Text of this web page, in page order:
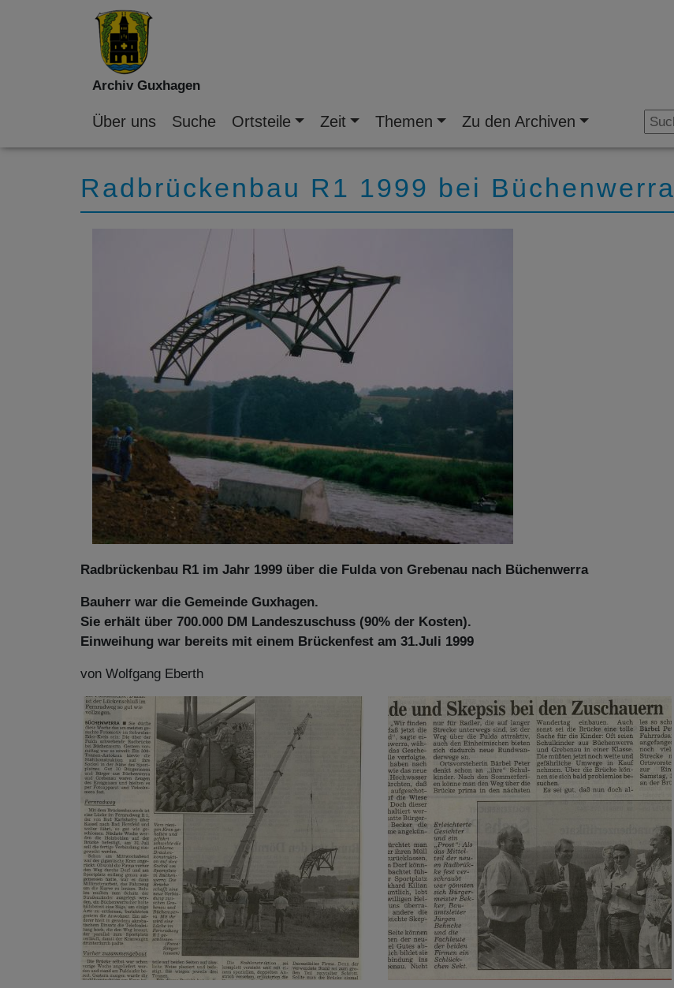
Archiv Guxhagen
Über uns Suche Ortsteile Zeit Themen Zu den Archiven
Radbrückenbau R1 1999 bei Büchenwerra
Radbrückenbau R1 im Jahr 1999 über die Fulda von Grebenau nach Büchenwerra
Bauherr war die Gemeinde Guxhagen.
Sie erhält über 700.000 DM Landeszuschuss (90% der Kosten).
Einweihung war bereits mit einem Brückenfest am 31.Juli 1999
von Wolfgang Eberth